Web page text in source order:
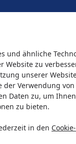
und ähnliche
Website zu
unserer
Verwendung von
Daten zu, um
zu bieten.
in den
Teams
Teichpflege &
Profiskim Wall 100